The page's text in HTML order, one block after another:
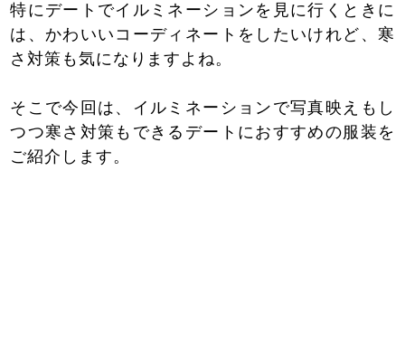
特にデートでイルミネーションを見に行くときに
は、かわいいコーディネートをしたいけれど、寒
さ対策も気になりますよね。
そこで今回は、イルミネーションで写真映えもし
つつ寒さ対策もできるデートにおすすめの服装を
ご紹介します。